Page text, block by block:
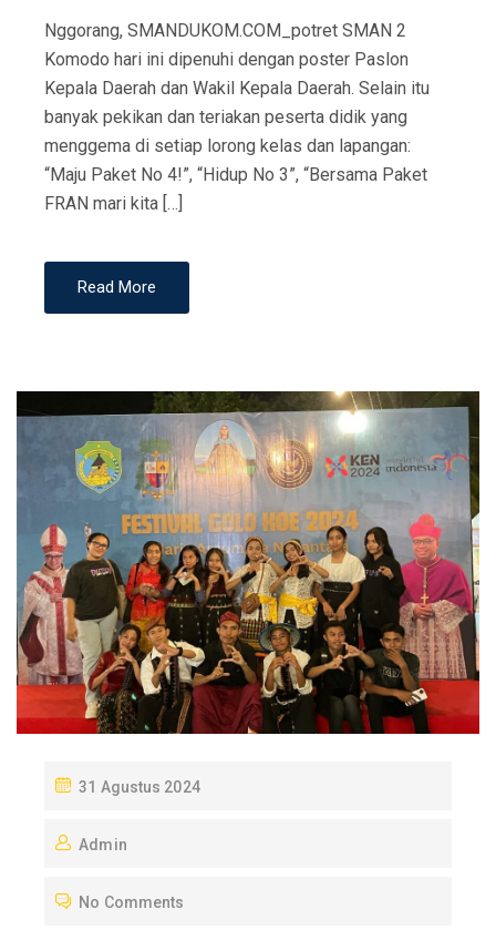
Nggorang, SMANDUKOM.COM_potret SMAN 2
Komodo hari ini dipenuhi dengan poster Paslon
Kepala Daerah dan Wakil Kepala Daerah. Selain itu
banyak pekikan dan teriakan peserta didik yang
menggema di setiap lorong kelas dan lapangan:
“Maju Paket No 4!”, “Hidup No 3”, “Bersama Paket
FRAN mari kita […]
Read More
P
S
E
31 Agustus 2024
Admin
No Comments